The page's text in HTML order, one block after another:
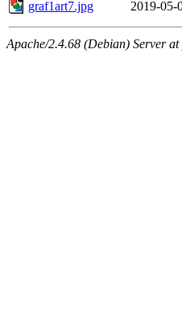
graf1art7.jpg 2019-05-
Apache/2.4.68 (Debian) Server